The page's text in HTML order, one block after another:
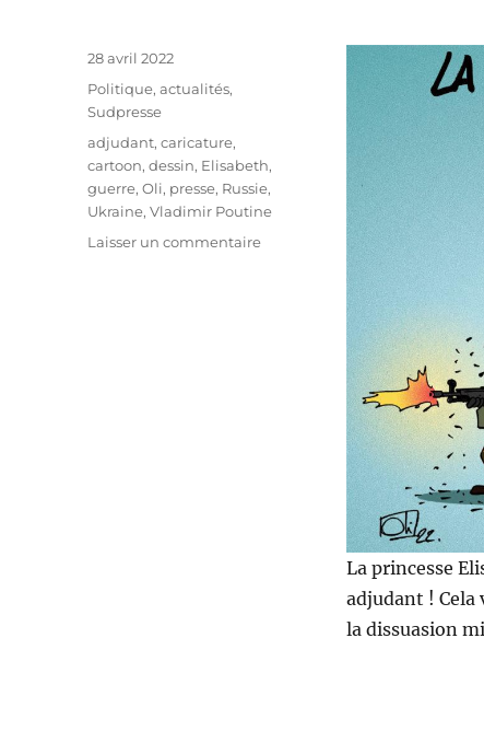
La princesse
adjudant ! Cela
la dissuasion
Publié
28 avril 2022
Catégories
Politique, actualités,
Sudpresse
Étiquettes
adjudant,caricature,
cartoon,dessin, Elisabeth,
guerre,Oli, presse, Russie,
Ukraine,Vladimir Poutine
Laisser un commentairesur